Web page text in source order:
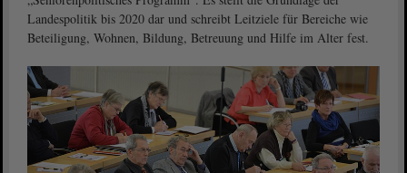
Landespolitik bis 2020 dar und schreibt Leitziele für Bereiche wie
Beteiligung, Wohnen, Bildung, Betreuung und Hilfe im Alter fest.